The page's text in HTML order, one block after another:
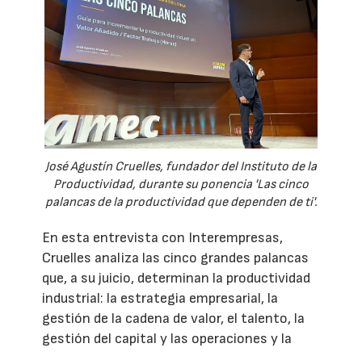
José Agustín Cruelles, fundador del Instituto de la
Productividad, durante su ponencia 'Las cinco
palancas de la productividad que dependen de ti'.
En esta entrevista con Interempresas,
Cruelles analiza las cinco grandes palancas
que, a su juicio, determinan la productividad
industrial: la estrategia empresarial, la
gestión de la cadena de valor, el talento, la
gestión del capital y las operaciones y la